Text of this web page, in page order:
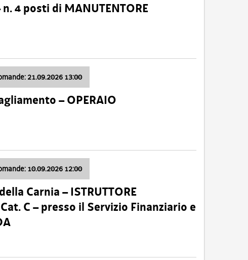
4 posti di MANUTENTORE
21.09.2026 13:00
– OPERAIO
10.09.2026 12:00
Carnia – ISTRUTTORE
C – presso il Servizio Finanziario e